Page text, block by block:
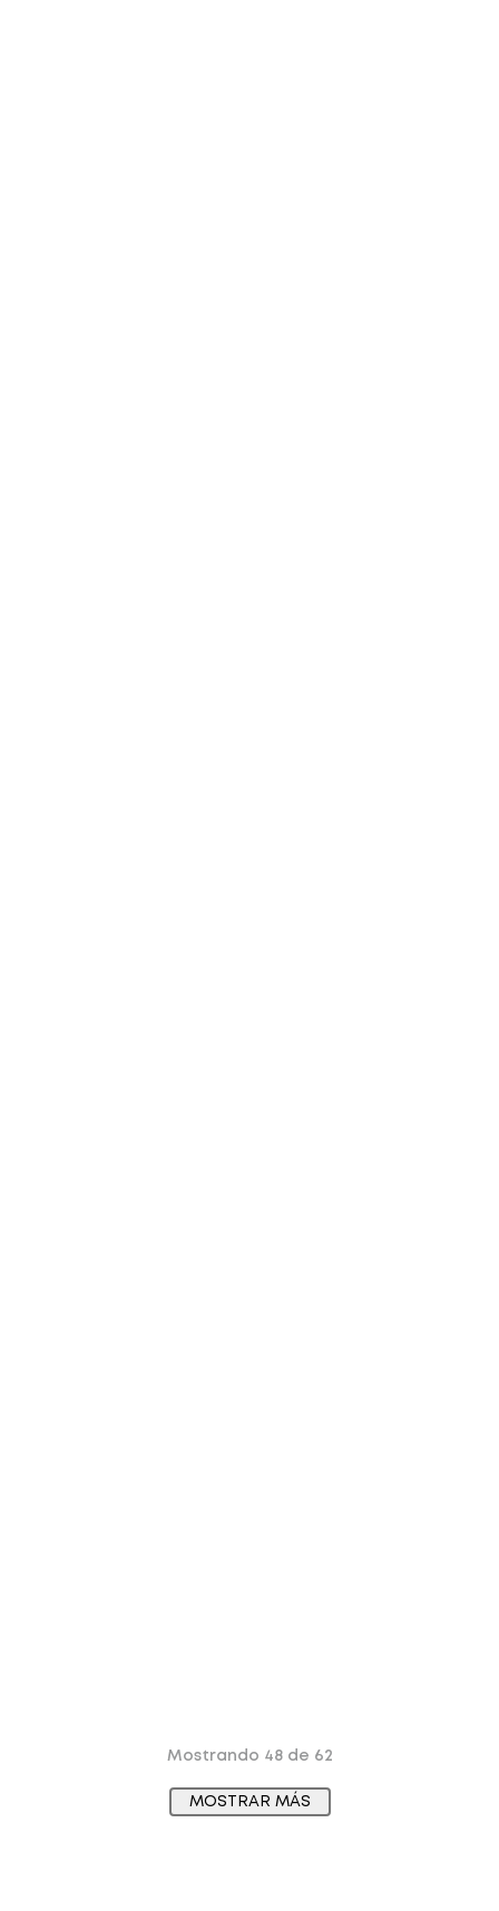
Mostrando 48 de 62
MOSTRAR MÁS